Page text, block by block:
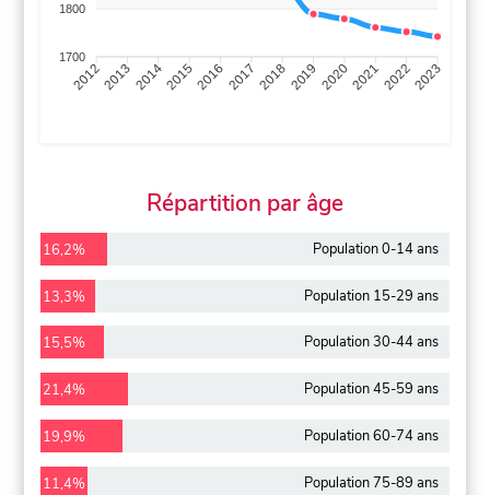
1800
1700
201220132014201520162017 20182019 2020202120222023
Répartition par âge
16,2% Population 0-14 ans
13,3% Population 15-29 ans
15,5% Population 30-44 ans
21,4% Population 45-59 ans
19,9% Population 60-74 ans
11,4% Population 75-89 ans